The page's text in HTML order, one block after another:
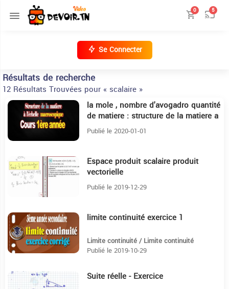
0 5
Se Connecter
Résultats de recherche
12 Résultats Trouvées pour « scalaire »
la mole , nombre d'avogadro quantité
de matiere : structure de la matiere a
l'échelle macroscopique
Publié le 2020-01-01
24:41 Espace produit scalaire produit
vectorielle
Publié le 2019-12-29
5:55 limite continuité exercice 1
Limite continuité / Limite continuité
Publié le 2019-10-29
6:16 Suite réelle - Exercice